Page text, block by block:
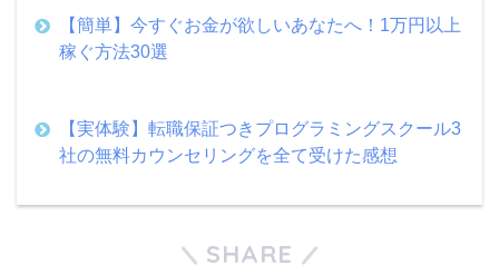
【簡単】今すぐお金が欲しいあなたへ！1万円以上
稼ぐ方法30選
【実体験】転職保証つきプログラミングスクール3
社の無料カウンセリングを全て受けた感想
SHARE